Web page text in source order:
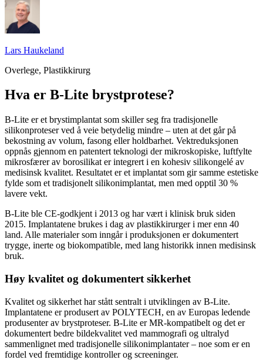
Lars Haukeland
Overlege, Plastikkirurg
Hva er B-Lite brystprotese?
B-Lite er et brystimplantat som skiller seg fra tradisjonelle
silikonproteser ved å veie betydelig mindre – uten at det går på
bekostning av volum, fasong eller holdbarhet. Vektreduksjonen
oppnås gjennom en patentert teknologi der mikroskopiske, luftfylte
mikrosfærer av borosilikat er integrert i en kohesiv silikongelé av
medisinsk kvalitet. Resultatet er et implantat som gir samme estetiske
fylde som et tradisjonelt silikonimplantat, men med opptil 30 %
lavere vekt.
B-Lite ble CE-godkjent i 2013 og har vært i klinisk bruk siden
2015. Implantatene brukes i dag av plastikkirurger i mer enn 40
land. Alle materialer som inngår i produksjonen er dokumentert
trygge, inerte og biokompatible, med lang historikk innen medisinsk
bruk.
Høy kvalitet og dokumentert sikkerhet
Kvalitet og sikkerhet har stått sentralt i utviklingen av B-Lite.
Implantatene er produsert av POLYTECH, en av Europas ledende
produsenter av brystproteser. B-Lite er MR-kompatibelt og det er
dokumentert bedre bildekvalitet ved mammografi og ultralyd
sammenlignet med tradisjonelle silikonimplantater – noe som er en
fordel ved fremtidige kontroller og screeninger.